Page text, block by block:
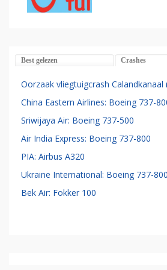
Best gelezen Crashes
Oorzaak vliegtuigcrash
China Eastern Airlines: Boeing 737-
Sriwijaya Air: Boeing 737-500
Air India Express: Boeing 737-800
PIA: Airbus A320
Ukraine International: Boeing 737-800
Bek Air: Fokker 100